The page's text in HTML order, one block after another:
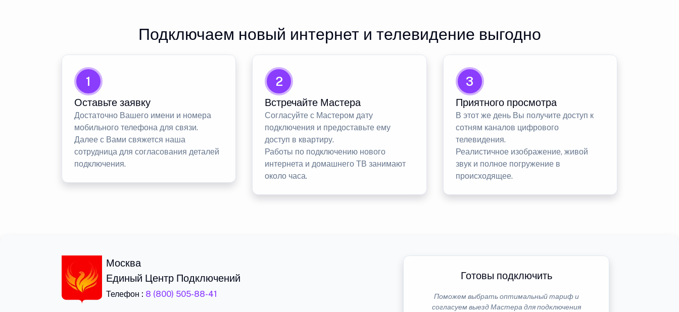
Подключаем новый интернет и телевидение выгодно
1
Оставьте заявку
Достаточно Вашего имени и номера
мобильного телефона для связи.
Далее с Вами свяжется наша
сотрудница для согласования деталей
подключения.
2
Встречайте Мастера
Согласуйте с Мастером дату
подключения и предоставьте ему
доступ в квартиру.
Работы по подключению нового
интернета и домашнего ТВ занимают
около часа.
3
Приятного просмотра
В этот же день Вы получите доступ к
сотням каналов цифрового
телевидения.
Реалистичное изображение, живой
звук и полное погружение в
происходящее.
Москва
Единый Центр Подключений
Телефон : 8 (800) 505-88-41
Готовы подключить
Поможем выбрать оптимальный тариф и
согласуем выезд Мастера для подключения